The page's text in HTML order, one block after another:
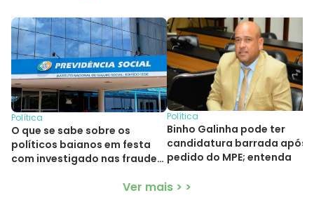
Política
O que se sabe sobre os
políticos baianos em festa
com investigado nas fraudes
Política
Binho Galinha pode ter
candidatura barrada após
pedido do MPE; entenda
Ver mais > >